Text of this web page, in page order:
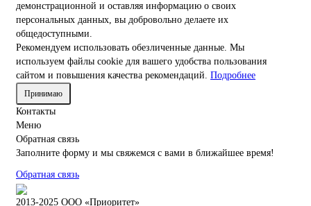
демонстрационной и оставляя информацию о своих
персональных данных, вы добровольно делаете их
общедоступными.
Рекомендуем использовать обезличенные данные. Мы
используем файлы cookie для вашего удобства пользования
сайтом и повышения качества рекомендаций. Подробнее
Принимаю
Контакты
Меню
Обратная связь
Заполните форму и мы свяжемся с вами в ближайшее время!
Обратная связь
2013-2025 ООО «Приоритет»